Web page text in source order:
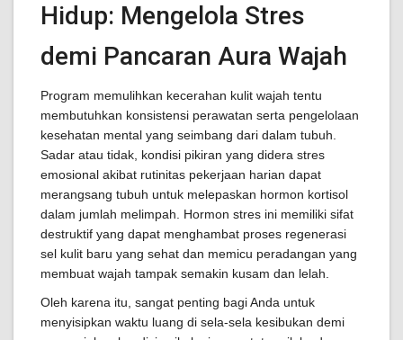
Hidup: Mengelola Stres
demi Pancaran Aura Wajah
Program memulihkan kecerahan kulit wajah tentu
membutuhkan konsistensi perawatan serta pengelolaan
kesehatan mental yang seimbang dari dalam tubuh.
Sadar atau tidak, kondisi pikiran yang didera stres
emosional akibat rutinitas pekerjaan harian dapat
merangsang tubuh untuk melepaskan hormon kortisol
dalam jumlah melimpah. Hormon stres ini memiliki sifat
destruktif yang dapat menghambat proses regenerasi
sel kulit baru yang sehat dan memicu peradangan yang
membuat wajah tampak semakin kusam dan lelah.
Oleh karena itu, sangat penting bagi Anda untuk
menyisipkan waktu luang di sela-sela kesibukan demi